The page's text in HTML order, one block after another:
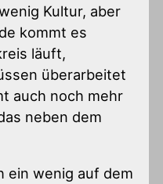
Kultur, aber
kommt es
läuft,
überarbeitet
auch noch mehr
neben dem
ein wenig auf dem